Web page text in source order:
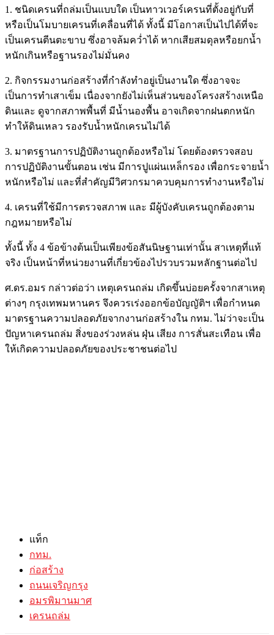
1. ชนิดเครนที่ถล่มเป็นแบบใด เป็นทาวเวอร์เครนที่ตั้งอยู่กับที่
หรือเป็นโมบายเครนที่เคลื่อนที่ได้ ทั้งนี้ มีโอกาสเป็นไปได้ที่จะ
เป็นเครนตีนตะขาบ ซึ่งอาจล้มคว่ำได้ หากเสียสมดุลหรือยกน้ำ
หนักเกินหรือฐานรองไม่มั่นคง
2. กิจกรรมงานก่อสร้างที่กำลังทำอยู่เป็นงานใด ซึ่งอาจจะ
เป็นการทำเสาเข็ม เนื่องจากยังไม่เห็นส่วนของโครงสร้างเหนือ
ดินและ ดูจากสภาพพื้นที่ มีน้ำนองพื้น อาจเกิดจากฝนตกหนัก
ทำให้ดินเหลว รองรับน้ำหนักเครนไม่ได้
3. มาตรฐานการปฏิบัติงานถูกต้องหรือไม่ โดยต้องตรวจสอบ
การปฏิบัติงานขั้นตอน เช่น มีการปูแผ่นเหล็กรอง เพื่อกระจายน้ำ
หนักหรือไม่ และที่สำคัญมีวิศวกรมาควบคุมการทำงานหรือไม่
4. เครนที่ใช้มีการตรวจสภาพ และ มีผู้บังคับเครนถูกต้องตาม
กฎหมายหรือไม่
ทั้งนี้ ทั้ง 4 ข้อข้างต้นเป็นเพียงข้อสันนิษฐานเท่านั้น สาเหตุที่แท้
จริง เป็นหน้าที่หน่วยงานที่เกี่ยวข้องไปรวบรวมหลักฐานต่อไป
ศ.ดร.อมร กล่าวต่อว่า เหตุเครนถล่ม เกิดขึ้นบ่อยครั้งจากสาเหตุ
ต่างๆ กรุงเทพมหานคร จึงควรเร่งออกข้อบัญญัติฯ เพื่อกำหนด
มาตรฐานความปลอดภัยจากงานก่อสร้างใน กทม. ไม่ว่าจะเป็น
ปัญหาเครนถล่ม สิ่งของร่วงหล่น ฝุ่น เสียง การสั่นสะเทือน เพื่อ
ให้เกิดความปลอดภัยของประชาชนต่อไป
แท็ก
กทม.
ก่อสร้าง
ถนนเจริญกรุง
อมรพิมานมาศ
เครนถล่ม